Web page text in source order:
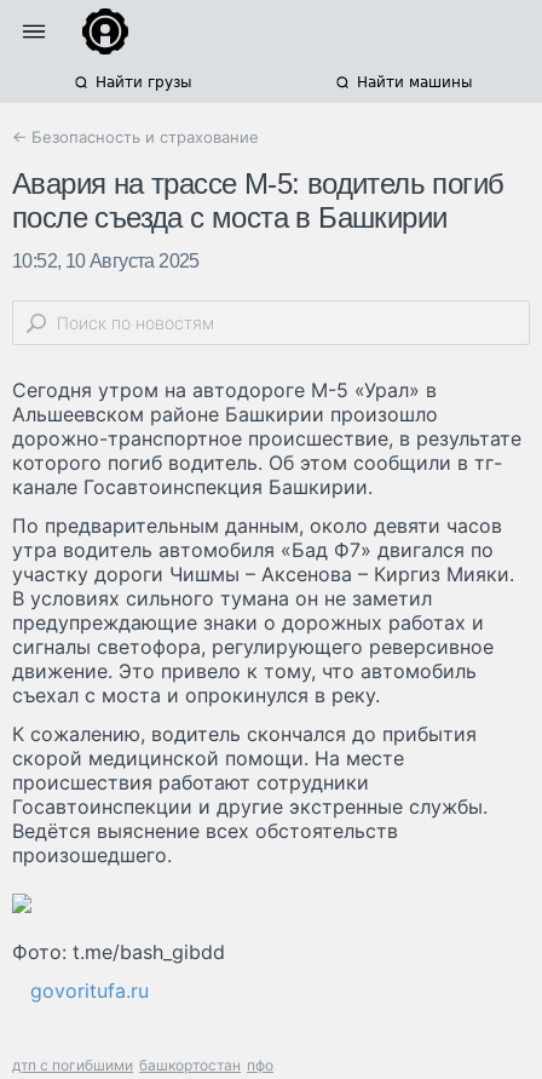
Найти грузы Найти машины
← Безопасность и страхование
Авария на трассе М-5: водитель погиб
после съезда с моста в Башкирии
10:52, 10 Августа 2025
Сегодня утром на автодороге М-5 «Урал» в
Альшеевском районе Башкирии произошло
дорожно-транспортное происшествие, в результате
которого погиб водитель. Об этом сообщили в тг-
канале Госавтоинспекция Башкирии.
По предварительным данным, около девяти часов
утра водитель автомобиля «Бад Ф7» двигался по
участку дороги Чишмы – Аксенова – Киргиз Мияки.
В условиях сильного тумана он не заметил
предупреждающие знаки о дорожных работах и
сигналы светофора, регулирующего реверсивное
движение. Это привело к тому, что автомобиль
съехал с моста и опрокинулся в реку.
К сожалению, водитель скончался до прибытия
скорой медицинской помощи. На месте
происшествия работают сотрудники
Госавтоинспекции и другие экстренные службы.
Ведётся выяснение всех обстоятельств
произошедшего.
Фото: t.me/bash_gibdd
govoritufa.ru
дтп с погибшими башкортостан пфо